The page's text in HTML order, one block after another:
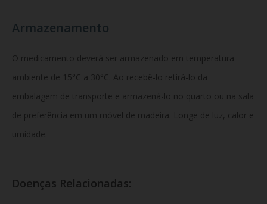
Armazenamento
O medicamento deverá ser armazenado em temperatura
ambiente de 15°C a 30°C. Ao recebê-lo retirá-lo da
embalagem de transporte e armazená-lo no quarto ou na sala
de preferência em um móvel de madeira. Longe de luz, calor e
umidade.
Doenças Relacionadas: